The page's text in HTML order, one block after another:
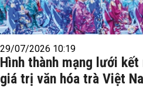
29/07/2026 10:19
Hình thành mạng lưới
giá trị văn hóa trà Việt